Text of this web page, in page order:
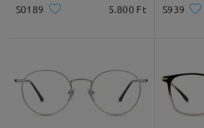
S0189 5.800 Ft S939